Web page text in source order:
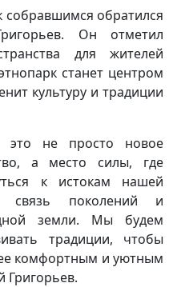
собравшимся обратился
Он отметил
для жителей
станет центром
культуру и традиции
это не просто новое
а место силы, где
к истокам нашей
связь поколений и
земли. Мы будем
традиции, чтобы
комфортным и уютным
Григорьев.